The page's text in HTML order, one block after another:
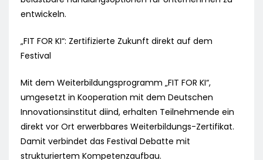
entwickeln.
„FIT FOR KI“: Zertifizierte Zukunft direkt auf dem
Festival
Mit dem Weiterbildungsprogramm „FIT FOR KI“,
umgesetzt in Kooperation mit dem Deutschen
Innovationsinstitut diind, erhalten Teilnehmende ein
direkt vor Ort erwerbbares Weiterbildungs-Zertifikat.
Damit verbindet das Festival Debatte mit
strukturiertem Kompetenzaufbau.